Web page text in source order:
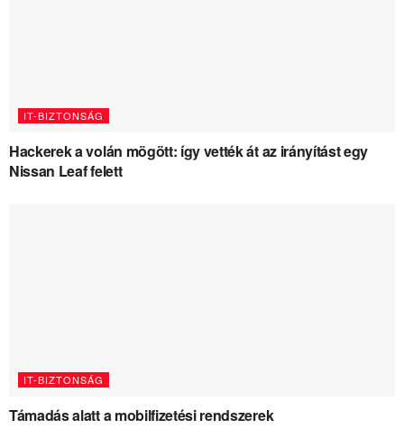
IT-BIZTONSÁG
Hackerek a volán mögött: így vették át az irányítást egy
Nissan Leaf felett
IT-BIZTONSÁG
Támadás alatt a mobilfizetési rendszerek